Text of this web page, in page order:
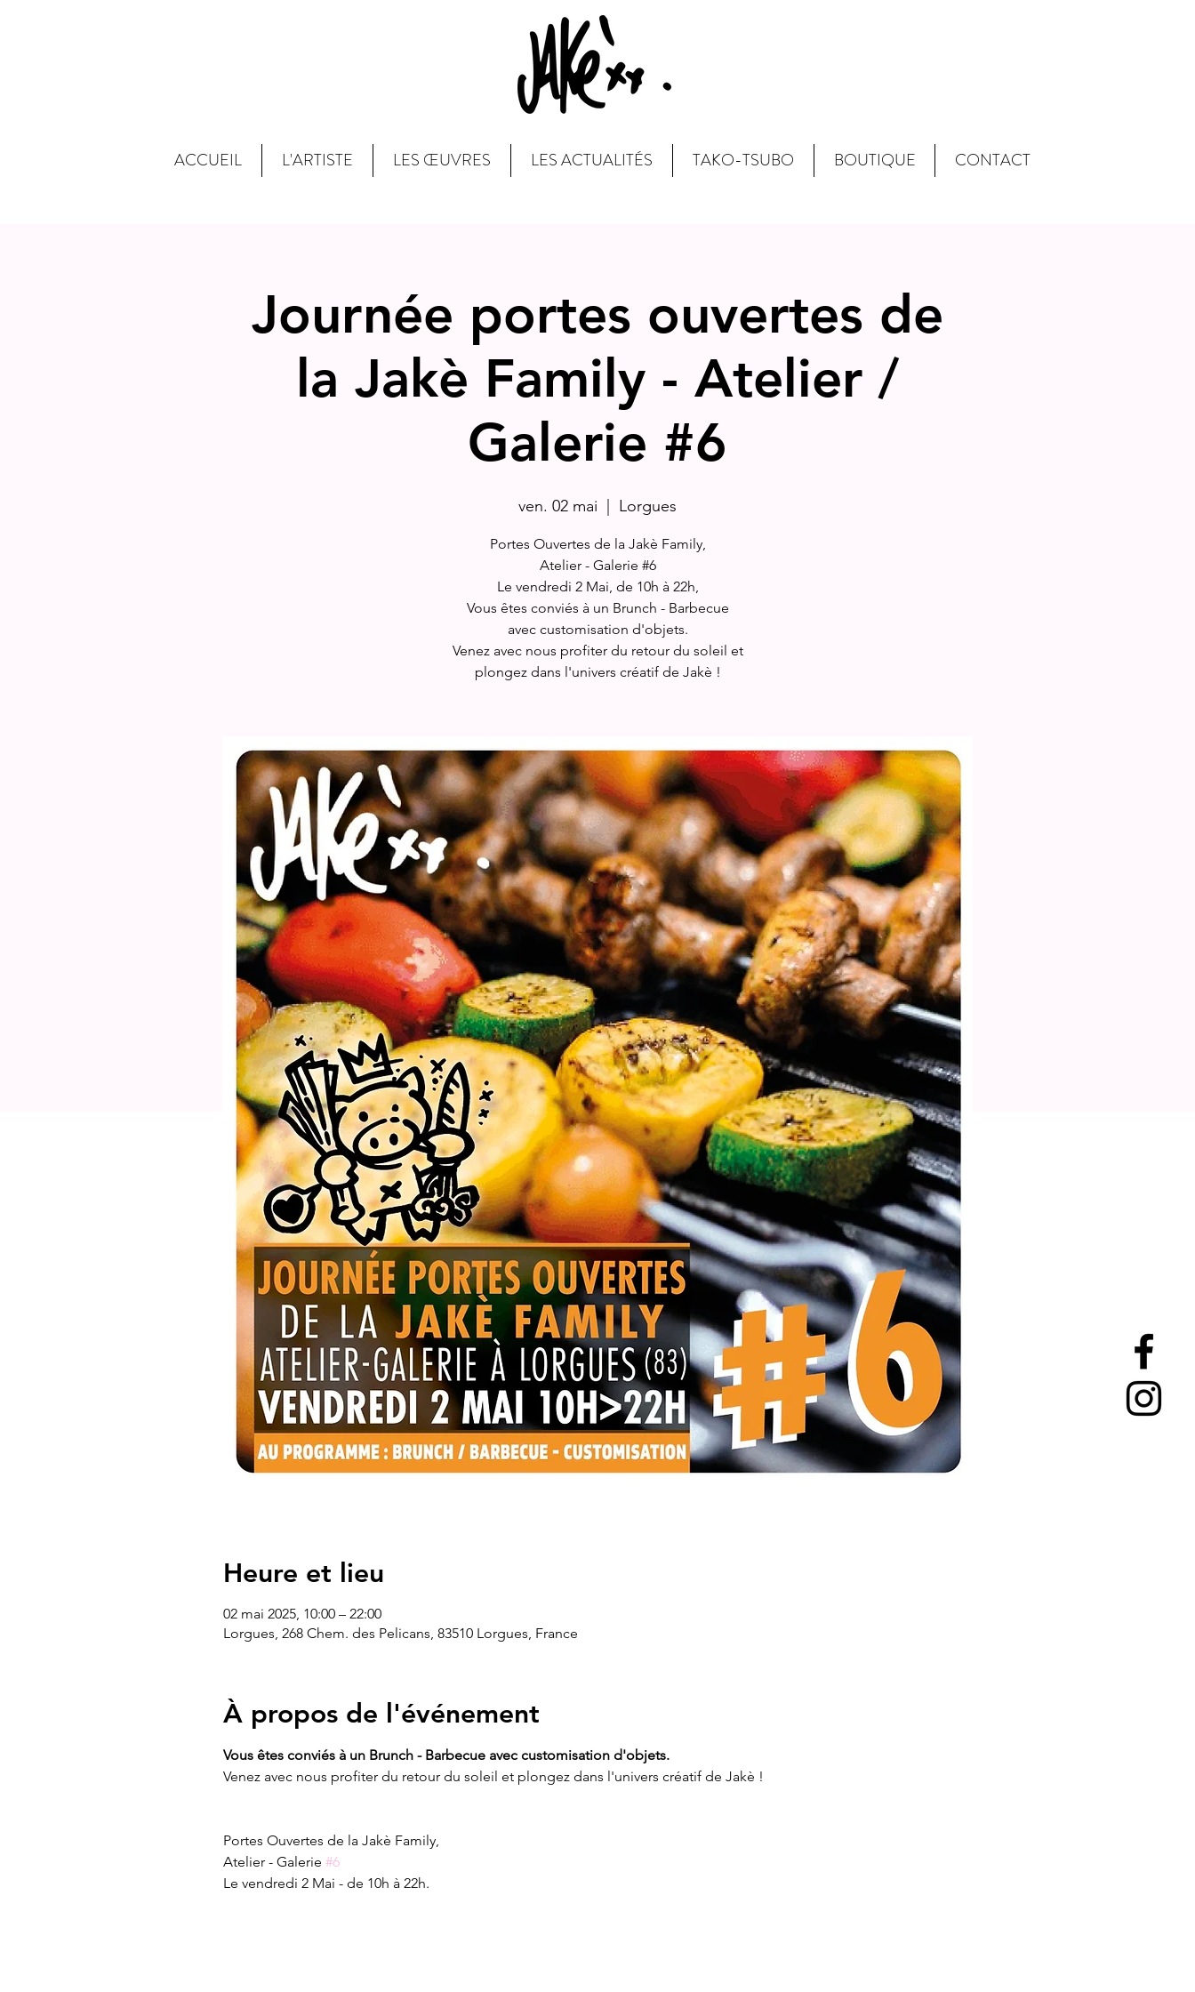
ACCUEIL L'ARTISTE LES ŒUVRES LES ACTUALITÉS TAKO-TSUBO BOUTIQUE CONTACT
Journée portes ouvertes de
la Jakè Family - Atelier /
Galerie #6
ven. 02 mai Lorgues
Portes Ouvertes de la Jakè Family,
Atelier - Galerie #6
Le vendredi 2 Mai, de 10h à 22h,
Vous êtes conviés à un Brunch - Barbecue
avec customisation d'objets.
Venez avec nous profiter du retour du soleil et
plongez dans l'univers créatif de Jakè !
Heure et lieu
02 mai 2025, 10:00 – 22:00
Lorgues, 268 Chem. des Pelicans, 83510 Lorgues, France
À propos de l'événement
Vous êtes conviés à un Brunch - Barbecue avec customisation d'objets.
Venez avec nous profiter du retour du soleil et plongez dans l'univers créatif de Jakè !
Portes Ouvertes de la Jakè Family,
Atelier - Galerie #6
Le vendredi 2 Mai - de 10h à 22h.